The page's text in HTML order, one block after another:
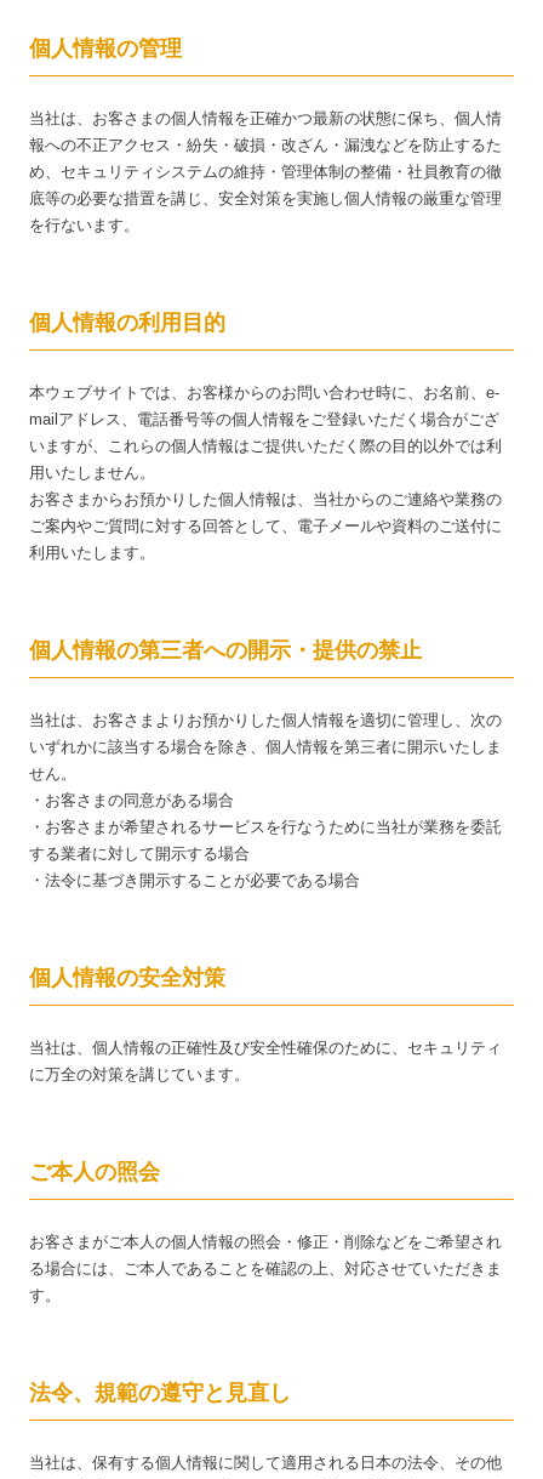
個人情報の管理
当社は、お客さまの個人情報を正確かつ最新の状態に保ち、個人情
報への不正アクセス・紛失・破損・改ざん・漏洩などを防止するた
め、セキュリティシステムの維持・管理体制の整備・社員教育の徹
底等の必要な措置を講じ、安全対策を実施し個人情報の厳重な管理
を行ないます。
個人情報の利用目的
本ウェブサイトでは、お客様からのお問い合わせ時に、お名前、e-
mailアドレス、電話番号等の個人情報をご登録いただく場合がござ
いますが、これらの個人情報はご提供いただく際の目的以外では利
用いたしません。
お客さまからお預かりした個人情報は、当社からのご連絡や業務の
ご案内やご質問に対する回答として、電子メールや資料のご送付に
利用いたします。
個人情報の第三者への開示・提供の禁止
当社は、お客さまよりお預かりした個人情報を適切に管理し、次の
いずれかに該当する場合を除き、個人情報を第三者に開示いたしま
せん。
・お客さまの同意がある場合
・お客さまが希望されるサービスを行なうために当社が業務を委託
する業者に対して開示する場合
・法令に基づき開示することが必要である場合
個人情報の安全対策
当社は、個人情報の正確性及び安全性確保のために、セキュリティ
に万全の対策を講じています。
ご本人の照会
お客さまがご本人の個人情報の照会・修正・削除などをご希望され
る場合には、ご本人であることを確認の上、対応させていただきま
す。
法令、規範の遵守と見直し
当社は、保有する個人情報に関して適用される日本の法令、その他